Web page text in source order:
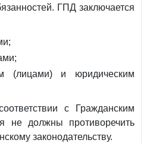
ГПД заключается
(лицами) и юридическим
с Гражданским
не должны противоречить
законодательству.